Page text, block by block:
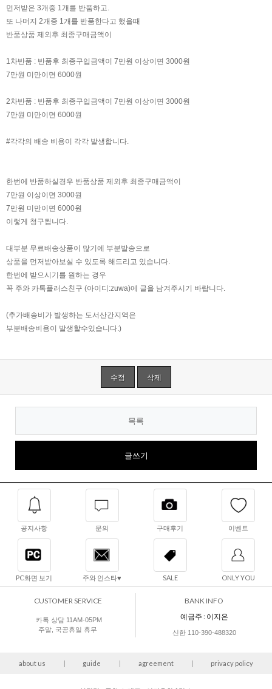
먼저받은 3개중 1개를 반품하고.
또 나머지 2개중 1개를 반품한다고 했을때
반품상품 제외후 최종구매금액이
1차반품 : 반품후 최종구입금액이 7만원 이상이면 3000원
7만원 미만이면 6000원
2차반품 : 반품후 최종구입금액이 7만원 이상이면 3000원
7만원 미만이면 6000원
#각각의 배송 비용이 각각 발생합니다.
한번에 반품하실경우 반품상품 제외후 최종구매금액이
7만원 이상이면 3000원
7만원 미만이면 6000원
이렇게 청구됩니다.
대부분 무료배송상품이 많기에 부분발송으로
상품을 먼저받아보실 수 있도록 해드리고 있습니다.
한번에 받으시기를 원하는 경우
꼭 주와 카톡플러스친구 (아이디:zuwa)에 글을 남겨주시기 바랍니다.
(추가배송비가 발생하는 도서산간지역은
부분배송비용이 발생할수있습니다:)
수정 삭제
목록
글쓰기
공지사항 문의 구매후기 이벤트
PC화면 보기 주와 인스타♥ SALE ONLY YOU
CUSTOMER SERVICE
카톡 상담 11AM-05PM
주말, 국공휴일 휴무
BANK INFO
예금주 : 이지은
신한 110-390-488320
about us | guide | agreement | privacy policy